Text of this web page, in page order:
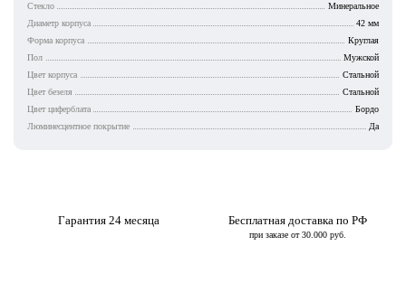
Стекло
Минеральное
Диаметр корпуса
42 мм
Форма корпуса
Круглая
Пол
Мужской
Цвет корпуса
Стальной
Цвет безеля
Стальной
Цвет циферблата
Бордо
Люминесцентное покрытие
Да
Гарантия 24 месяца Бесплатная доставка по РФ
при заказе от 30.000 руб.